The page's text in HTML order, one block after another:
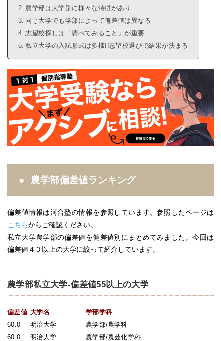
農学部は大学別に様々な特徴があり
同じ大学でも学部によって偏差値は異なる
志望校探しは「調べてみること」が重要
私立大学の入試形式は多様!!志望校選びで結果が決まる
農学部偏差値ランキング
偏差値情報は河合塾の情報を参照しています。参照したページは
こちらからご確認ください。
私立大学農学部の偏差値を偏差値別にまとめてみました。今回は
偏差値４０以上の大学に絞って紹介しています。
農学部私立大学-偏差値55以上の大学
偏差値 大学名
学部学科
60.0
明治大学
農学部/農学科
60.0
明治大学
農学部/農芸化学科